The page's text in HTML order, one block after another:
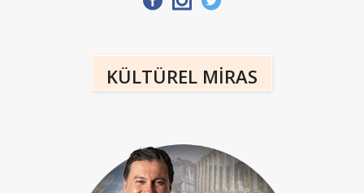
KÜLTÜREL MİRAS